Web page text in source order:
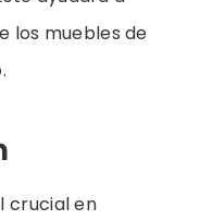
los muebles de
crucial en